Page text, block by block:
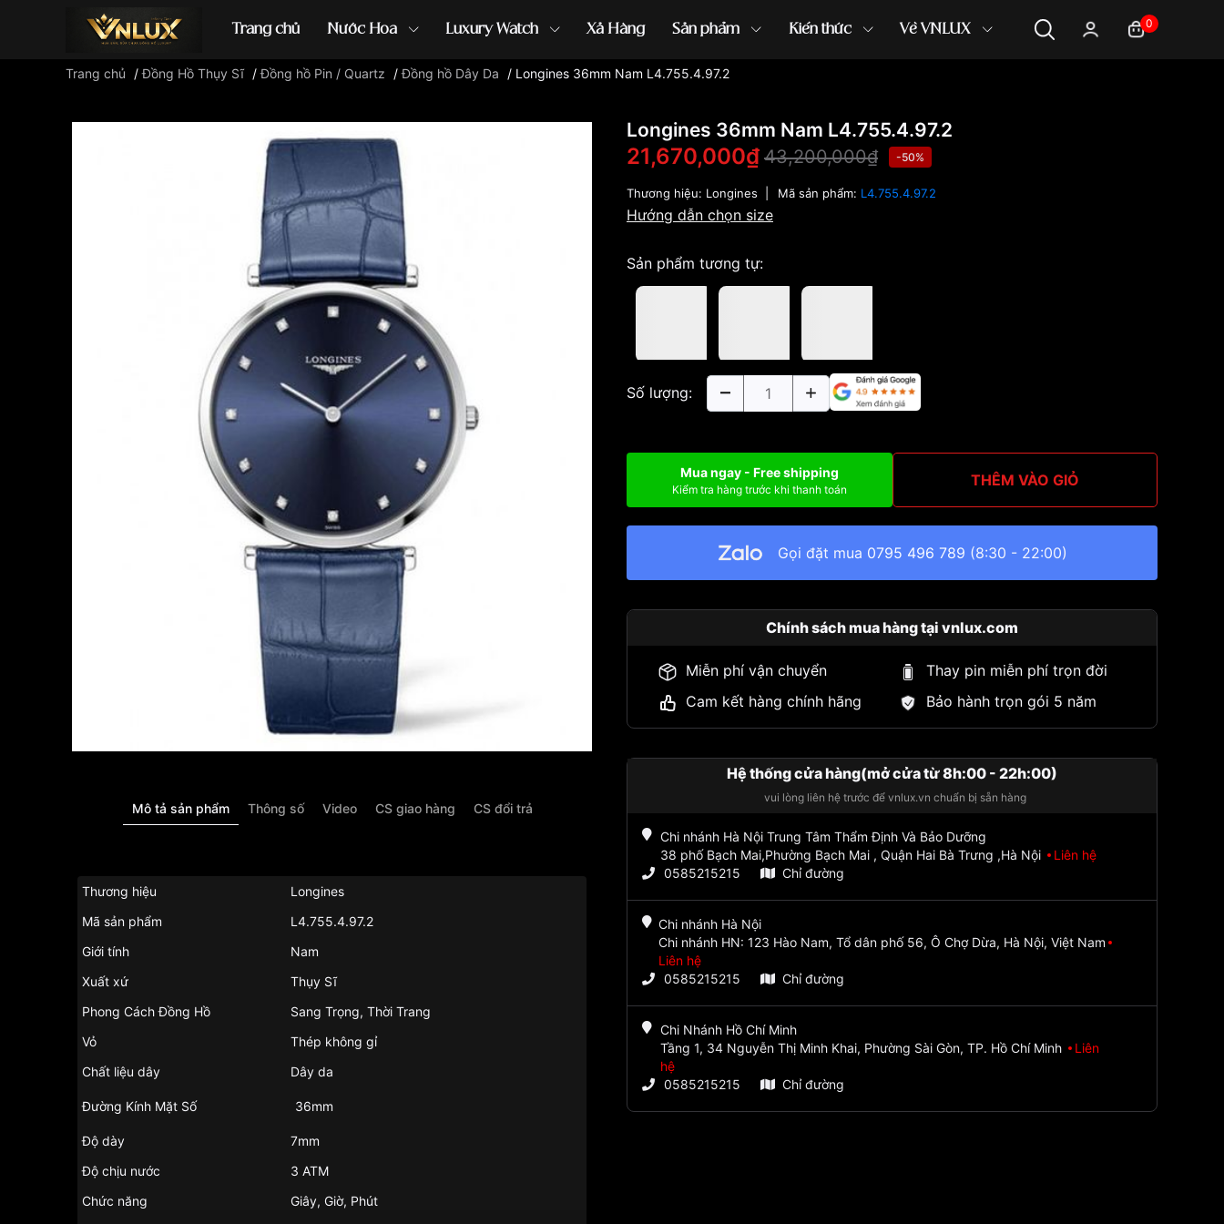
Trang chủ Nước Hoa Luxury Watch Xả Hàng Sản phẩm Kiến thức Về VNLUX 0
Đồng hồ casio đồng hồ G-Shock đồng hồ Orient ...
Trang chủ /Đồng Hồ Thụy Sĩ /Đồng hồ Pin / Quartz /Đồng hồ Dây Da / Longines 36mm Nam L4.755.4.97.2
Mô tả sản phẩm Thông số Video CS giao hàng CS đổi trả
Thương hiệu
Longines
Mã sản phẩm
L4.755.4.97.2
Giới tính
Nam
Xuất xứ
Thụy Sĩ
Phong Cách Đồng Hồ
Sang Trọng, Thời Trang
Vỏ
Thép không gỉ
Chất liệu dây
Dây da
Đường Kính Mặt Số 36mm
Độ dày
7mm
Độ chịu nước
3 ATM
Chức năng
Giây, Giờ, Phút
Longines 36mm Nam L4.755.4.97.2
21,670,000₫ 43,200,000₫ -50%
Thương hiệu: Longines Mã sản phẩm: L4.755.4.97.2
Hướng dẫn chọn size
Sản phẩm tương tự:
Số lượng:
Mua ngay - Free shipping
Kiểm tra hàng trước khi thanh toán THÊM VÀO GIỎ
Gọi đặt mua 0795 496 789 (8:30 - 22:00)
Chính sách mua hàng tại vnlux.com
Miễn phí vận chuyển
Thay pin miễn phí trọn đời
Cam kết hàng chính hãng
Bảo hành trọn gói 5 năm
Hệ thống cửa hàng(mở cửa từ 8h:00 - 22h:00)
vui lòng liên hệ trước để vnlux.vn chuẩn bị sẵn hàng
Chi nhánh Hà Nội Trung Tâm Thẩm Định Và Bảo Dưỡng
38 phố Bạch Mai,Phường Bạch Mai , Quận Hai Bà Trưng ,Hà Nội
Liên hệ
0585215215
Chỉ đường
Chi nhánh Hà Nội
Chi nhánh HN: 123 Hào Nam, Tổ dân phố 56, Ô Chợ Dừa, Hà Nội, Việt Nam
Liên hệ
0585215215
Chỉ đường
Chi Nhánh Hồ Chí Minh
Tầng 1, 34 Nguyễn Thị Minh Khai, Phường Sài Gòn, TP. Hồ Chí Minh
Liên
hệ
0585215215
Chỉ đường